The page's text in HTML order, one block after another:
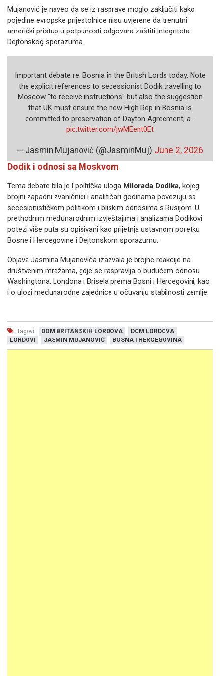
Mujanović je naveo da se iz rasprave moglo zaključiti kako
pojedine evropske prijestolnice nisu uvjerene da trenutni
američki pristup u potpunosti odgovara zaštiti integriteta
Dejtonskog sporazuma.
Important debate re: Bosnia in the British Lords today. Note
the explicit references to secessionist Dodik travelling to
Moscow "to receive instructions" but also the suggestion
that UK must ensure the new High Rep in Bosnia is
committed to preservation of Dayton Agreement; a…
pic.twitter.com/jwMEent0Et
— Jasmin Mujanović (@JasminMuj) June 2, 2026
Dodik i odnosi sa Moskvom
Tema debate bila je i politička uloga Milorada Dodika, kojeg
brojni zapadni zvaničnici i analitičari godinama povezuju sa
secesionističkom politikom i bliskim odnosima s Rusijom. U
prethodnim međunarodnim izvještajima i analizama Dodikovi
potezi više puta su opisivani kao prijetnja ustavnom poretku
Bosne i Hercegovine i Dejtonskom sporazumu.
Objava Jasmina Mujanovića izazvala je brojne reakcije na
društvenim mrežama, gdje se raspravlja o budućem odnosu
Washingtona, Londona i Brisela prema Bosni i Hercegovini, kao
i o ulozi međunarodne zajednice u očuvanju stabilnosti zemlje.
Tagovi: DOM BRITANSKIH LORDOVA
DOM LORDOVA
LORDOVI
JASMIN MUJANOVIĆ BOSNA I HERCEGOVINA